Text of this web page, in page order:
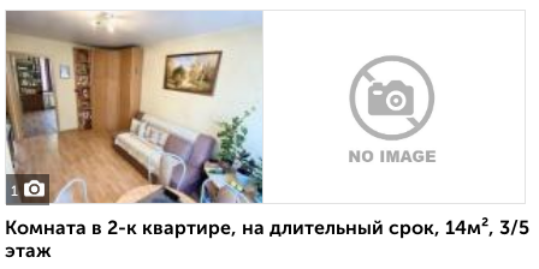
1
Комната в 2-к квартире, на длительный срок, 14м², 3/5
этаж